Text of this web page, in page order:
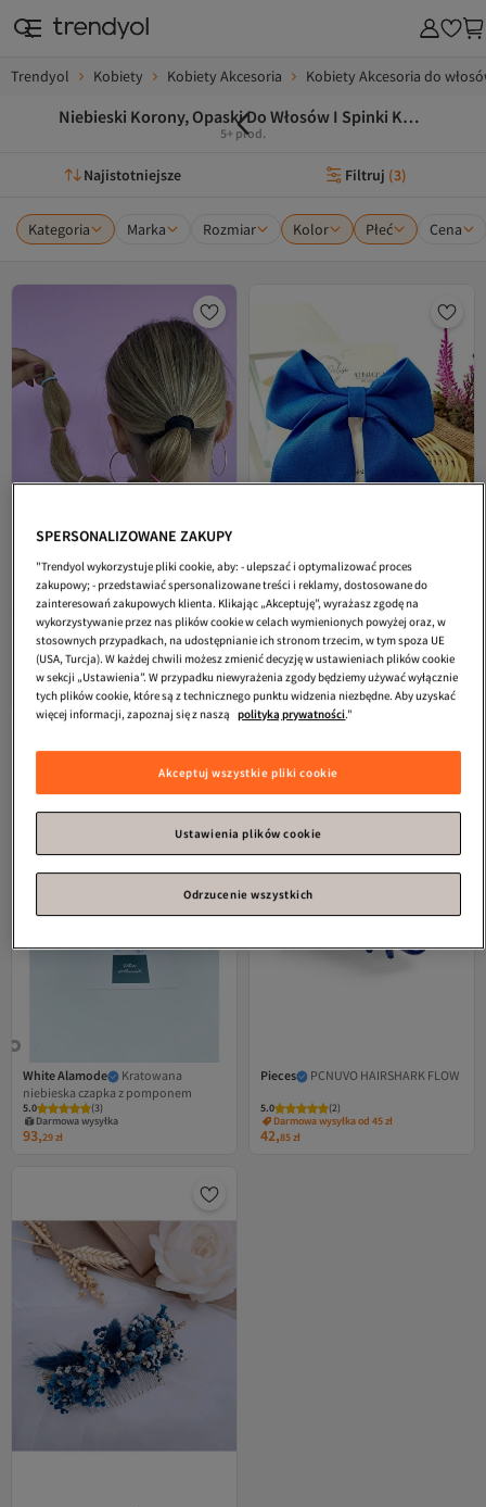
Trendyol Kobiety Kobiety Akcesoria Kobiety Akcesoria do
Niebieski Korony, Opaski Do Włosów I Spinki Kobiety
5+ prod.
Najistotniejsze Filtruj (3)
Kategoria Marka Rozmiar Kolor Płeć Cena
Generic Brand
Zestaw gumek do
włosów w różnych kolorach (mały
rozmiar)
Darmowa wysyłka
93,71zł
Toka Delisi
Kolorowa, szalona
niebieska automatyczna kokardka
damska - ręcznie robiona
5.0 (23)
Darmowa wysyłka
52,08 zł
White Alamode
Kratowana
niebieska czapka z pomponem
5.0 (3)
Darmowa wysyłka
93,29zł
Pieces PCNUVO HAIRSHARK FLOW
5.0 (2)
Darmowa wysyłka od 45 zł
42,85zł
SPERSONALIZOWANE ZAKUPY
"Trendyol wykorzystuje pliki cookie, aby: - ulepszać i optymalizować proces
zakupowy; - przedstawiać spersonalizowane treści i reklamy, dostosowane do
zainteresowań zakupowych klienta. Klikając „Akceptuję”, wyrażasz zgodę na
wykorzystywanie przez nas plików cookie w celach wymienionych powyżej oraz, w
stosownych przypadkach, na udostępnianie ich stronom trzecim, w tym spoza UE
(USA, Turcja). W każdej chwili możesz zmienić decyzję w ustawieniach plików cookie
w sekcji „Ustawienia”. W przypadku niewyrażenia zgody będziemy używać wyłącznie
tych plików cookie, które są z technicznego punktu widzenia niezbędne. Aby uzyskać
więcej informacji, zapoznaj się z naszą
polityką prywatności."
Akceptuj wszystkie pliki cookie
Ustawienia plików cookie
Odrzucenie wszystkich